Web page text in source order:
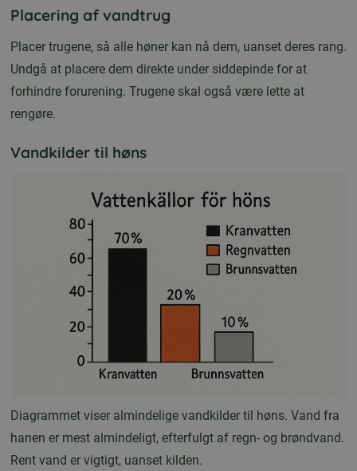
Placering af vandtrug
Placer trugene, så alle høner kan nå dem, uanset deres rang.
Undgå at placere dem direkte under siddepinde for at
forhindre forurening. Trugene skal også være lette at
rengøre.
Vandkilder til høns
Diagrammet viser almindelige vandkilder til høns. Vand fra
hanen er mest almindeligt, efterfulgt af regn- og brøndvand.
Rent vand er vigtigt, uanset kilden.